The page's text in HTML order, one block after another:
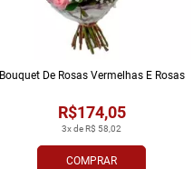
COMPRAR
3x de R$ 58,02
R$174,05
Bouquet De Rosas Vermelhas E Rosas